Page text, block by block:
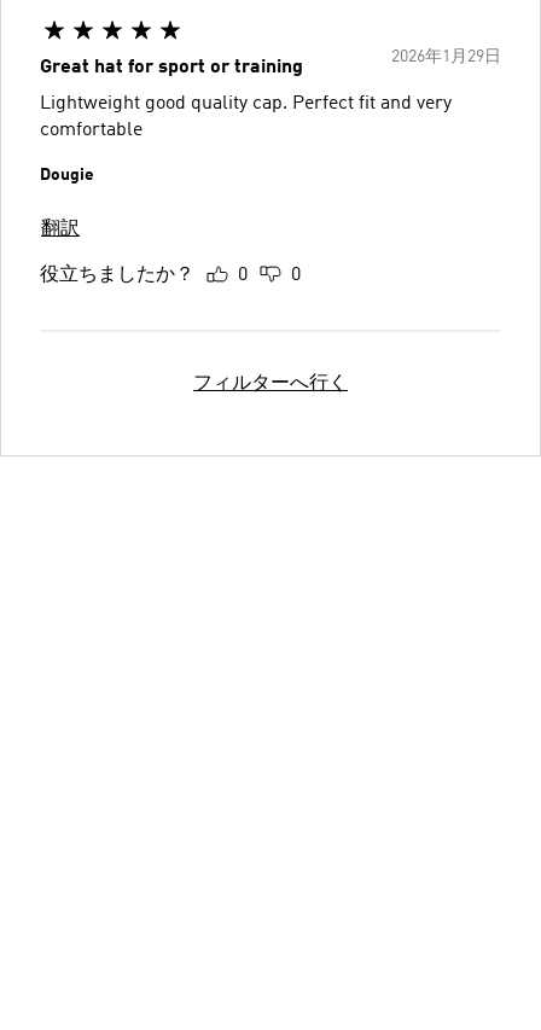
2026年1月29日
Great hat for sport or training
Lightweight good quality cap. Perfect fit and very
comfortable
Dougie
翻訳
役立ちましたか？ 0 0
フィルターへ行く